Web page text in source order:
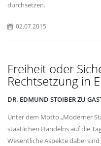
durchsetzen.
02.07.2015
Freiheit oder
Rechtsetzung in
DR. EDMUND STOIBER ZU
Unter dem Motto „Moderner
staatlichen Handelns auf die
Wesentliche Aspekte dabei